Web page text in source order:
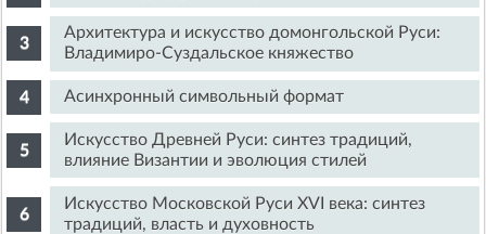
Архитектура и искусство домонгольской Руси:
Владимиро-Суздальское княжество
Асинхронный символьный формат
Искусство Древней Руси: синтез традиций,
влияние Византии и эволюция стилей
Искусство Московской Руси XVI века: синтез
традиций, власть и духовность